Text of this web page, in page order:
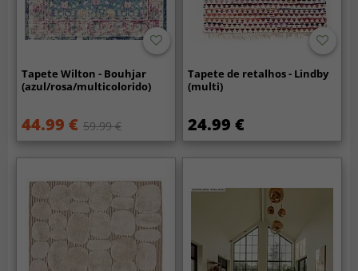
Tapete Wilton - Bouhjar
(azul/rosa/multicolorido)
44.99 € 59.99 €
Tapete de retalhos - Lindby
(multi)
24.99 €